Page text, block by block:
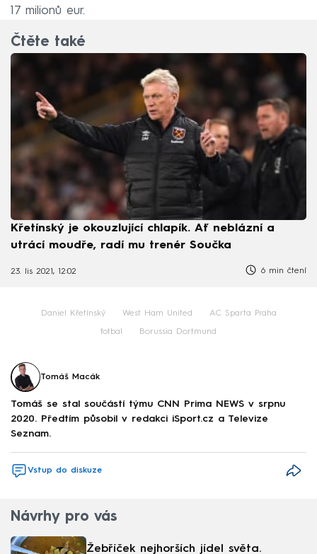
17 milionů eur.
Čtěte také
Křetínský je okouzlující chlapík. Ať neblázní a
utrácí moudře, radí mu trenér Součka
23. lis 2021, 12:02 6 min čtení
Daniel Křetínský West Ham United AC Sparta Praha
fotbal Borussia Dortmund
Tomáš Macák
Tomáš se stal součástí týmu CNN Prima NEWS v srpnu
2020. Předtím působil v redakci iSport.cz a Televize
Seznam.
Vstup do diskuze
Návrhy pro vás
Žebříček nejhorších jídel světa.